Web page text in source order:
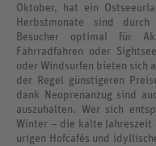
Oktober, hat ein
Herbstmonate sind
Besucher optimal für
Fahrradfahren oder
oder Windsurfen bieten sich
der Regel günstigeren
dank Neoprenanzug sind
auszuhalten. Wer sich
Winter – die kalte Jahreszeit
urigen Hofcafés und